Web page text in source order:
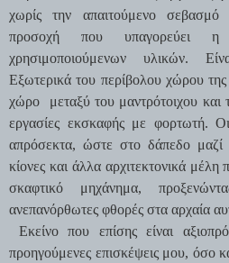
χωρίς την απαιτούμενο
προσοχή που υπαγορεύει η
χρησιμοποιούμενων υλικών.
Εξωτερικά του περίβολου χώρου
χώρο μεταξύ του μαντρότοιχου και
εργασίες εκσκαφής με φορτωτή. Οι
απρόσεκτα, ώστε στο δάπεδο
κίονες και άλλα αρχιτεκτονικά
σκαφτικό μηχάνημα,
ανεπανόρθωτες φθορές στα αρχαία
Εκείνο που επίσης είναι
προηγούμενες επισκέψεις μου, όσο